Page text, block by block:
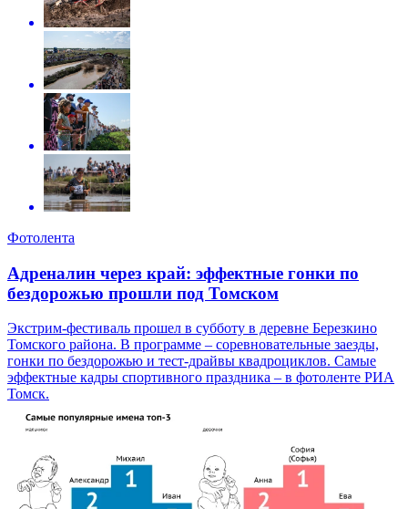
Фотолента
Адреналин через край: эффектные гонки по
бездорожью прошли под Томском
Экстрим-фестиваль прошел в субботу в деревне Березкино
Томского района. В программе – соревновательные заезды,
гонки по бездорожью и тест-драйвы квадроциклов. Самые
эффектные кадры спортивного праздника – в фотоленте РИА
Томск.